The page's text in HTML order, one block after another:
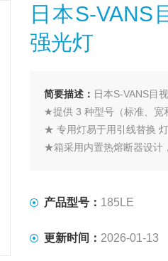
日本S-VANS
强光灯
简要描述： 日本S-VANS目
★提供 3 种型号（标准、宽
★ 专用灯易于用引线替换 灯
★箱采用内置热熔断器设计
产品型号： 185LE
更新时间： 2026-01-13